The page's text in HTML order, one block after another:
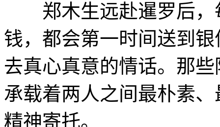
郑木生远赴暹罗后，
钱，都会第一时间送到
去真心真意的情话。那
承载着两人之间最朴素
精神寄托。